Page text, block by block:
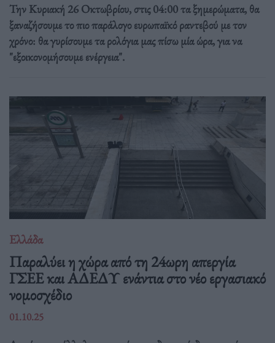
Την Κυριακή 26 Οκτωβρίου, στις 04:00 τα ξημερώματα, θα
ξαναζήσουμε το πιο παράλογο ευρωπαϊκό ραντεβού με τον
χρόνο: θα γυρίσουμε τα ρολόγια μας πίσω μία ώρα, για να
"εξοικονομήσουμε ενέργεια".
Ελλάδα
Παραλύει η χώρα από τη 24ωρη απεργία
ΓΣΕΕ και ΑΔΕΔΥ ενάντια στο νέο εργασιακό
νομοσχέδιο
01.10.25